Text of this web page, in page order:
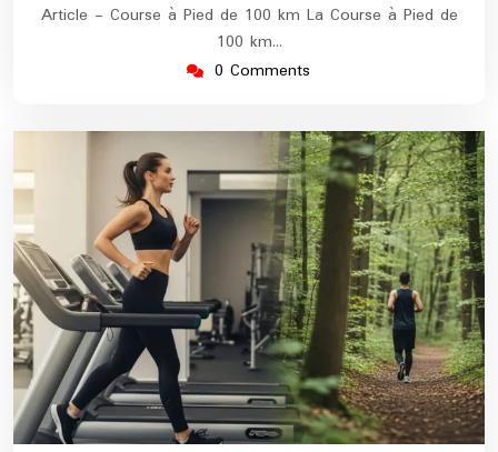
Article - Course à Pied de 100 km La Course à Pied de
100 km…
0 Comments